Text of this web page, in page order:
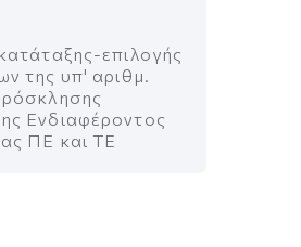
επιλογής
της υπ' αριθμ.
Ενδιαφέροντος
ΠΕ και ΤΕ